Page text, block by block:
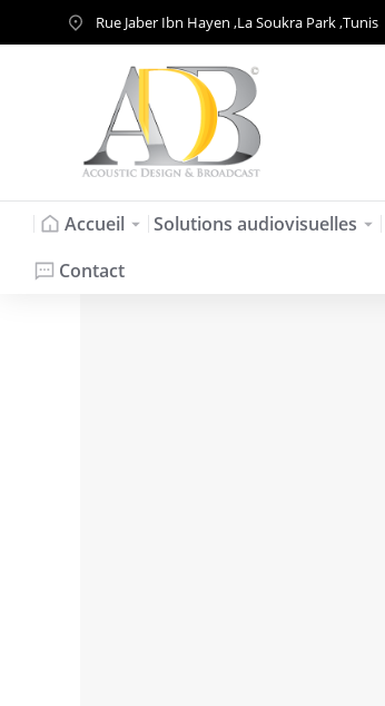
Rue Jaber Ibn Hayen ,La Soukra Park ,Tunis
Accueil Solutions audiovisuelles
Contact